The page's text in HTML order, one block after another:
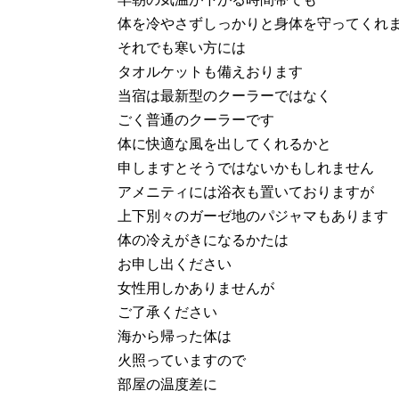
体を冷やさずしっかりと身体を守ってくれ
それでも寒い方には
タオルケットも備えおります
当宿は最新型のクーラーではなく
ごく普通のクーラーです
体に快適な風を出してくれるかと
申しますとそうではないかもしれません
アメニティには浴衣も置いておりますが
上下別々のガーゼ地のパジャマもあります
体の冷えがきになるかたは
お申し出ください
女性用しかありませんが
ご了承ください
海から帰った体は
火照っていますので
部屋の温度差に